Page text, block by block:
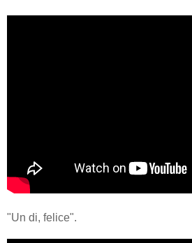
"Un di, felice".